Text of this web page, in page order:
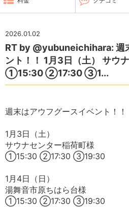
2026.01.02
RT by @yubuneichihara: 週
ント！！ 1月3日（土） サウ
①15:30 ②17:30 ③1...
週末はアウフグースイベント！！
1月3日（土）
サウナセンター稲荷町様
①15:30 ②17:30 ③19:30
1月4日（日）
湯舞音市原ちはら台様
①15:30 ②17:30 ③19:30